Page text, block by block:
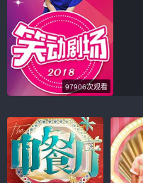
97906次观看